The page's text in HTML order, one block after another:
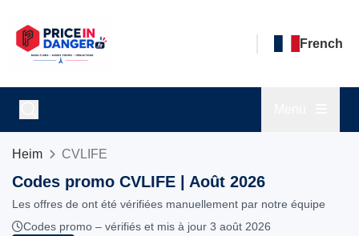
French
Heim CVLIFE
Codes promo CVLIFE | Août 2026
Les offres de ont été vérifiées manuellement par notre équipe
Codes promo – vérifiés et mis à jour 3 août 2026